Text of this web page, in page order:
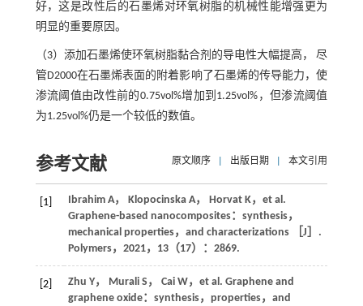
好，这是改性后的石墨烯对环氧树脂的机械性能增强更为
明显的重要原因。
（3）添加石墨烯使环氧树脂黏合剂的导电性大幅提高， 尽
管D2000在石墨烯表面的附着影响了石墨烯的传导能力，使
渗流阈值由改性前的0.75vol%增加到1.25vol%，但渗流阈值
为1.25vol%仍是一个较低的数值。
参考文献 原文顺序 出版日期 本文引用
[1] Ibrahim A， Klopocinska A， Horvat K，et al.
Graphene-based nanocomposites：synthesis，
mechanical properties，and characterizations ［J］.
Polymers， 2021， 13（17）：2869.
[2] Zhu Y， Murali S ， Cai W，et al. Graphene and
graphene oxide：synthesis，properties，and